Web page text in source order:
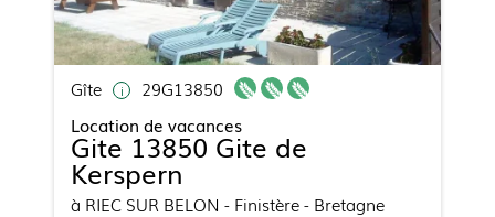
Gîte
29G13850
Location de vacances
Gite 13850 Gite de
Kerspern
à RIEC SUR BELON - Finistère - Bretagne